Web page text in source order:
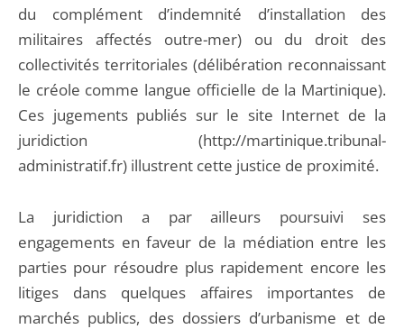
du complément d’indemnité d’installation des
militaires affectés outre-mer) ou du droit des
collectivités territoriales (délibération reconnaissant
le créole comme langue officielle de la Martinique).
Ces jugements publiés sur le site Internet de la
juridiction (http://martinique.tribunal-
administratif.fr) illustrent cette justice de proximité.
La juridiction a par ailleurs poursuivi ses
engagements en faveur de la médiation entre les
parties pour résoudre plus rapidement encore les
litiges dans quelques affaires importantes de
marchés publics, des dossiers d’urbanisme et de